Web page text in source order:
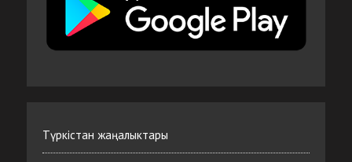
Түркістан жаңалыктары